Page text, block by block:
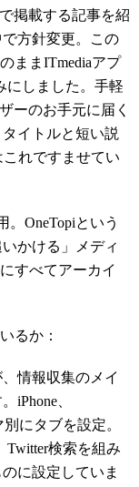
掲載する記事を紹
方針変更。この
ままITmediaアプ
にしました。手軽
ーのお手元に届く
イトルと短い説
れですませてい
OneTopiという
かける」メディ
すべてアーカイ
るか：
情報収集のメイ
iPhone、
にタブを設定。
検索を組み
に設定していま